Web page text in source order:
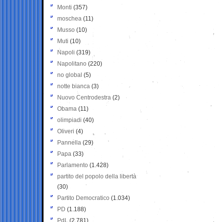
Monti (357)
moschea (11)
Musso (10)
Muti (10)
Napoli (319)
Napolitano (220)
no global (5)
notte bianca (3)
Nuovo Centrodestra (2)
Obama (11)
olimpiadi (40)
Oliveri (4)
Pannella (29)
Papa (33)
Parlamento (1.428)
partito del popolo della libertà
(30)
Partito Democratico (1.034)
PD (1.188)
PdL (2.781)